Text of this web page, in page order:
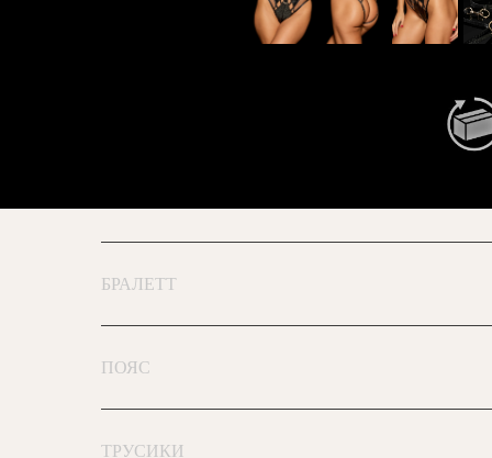
БРАЛЕТТ
ПОЯС
ТРУСИКИ